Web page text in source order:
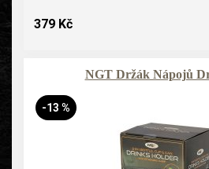
379 Kč
NGT Držák Nápojů
-13 %